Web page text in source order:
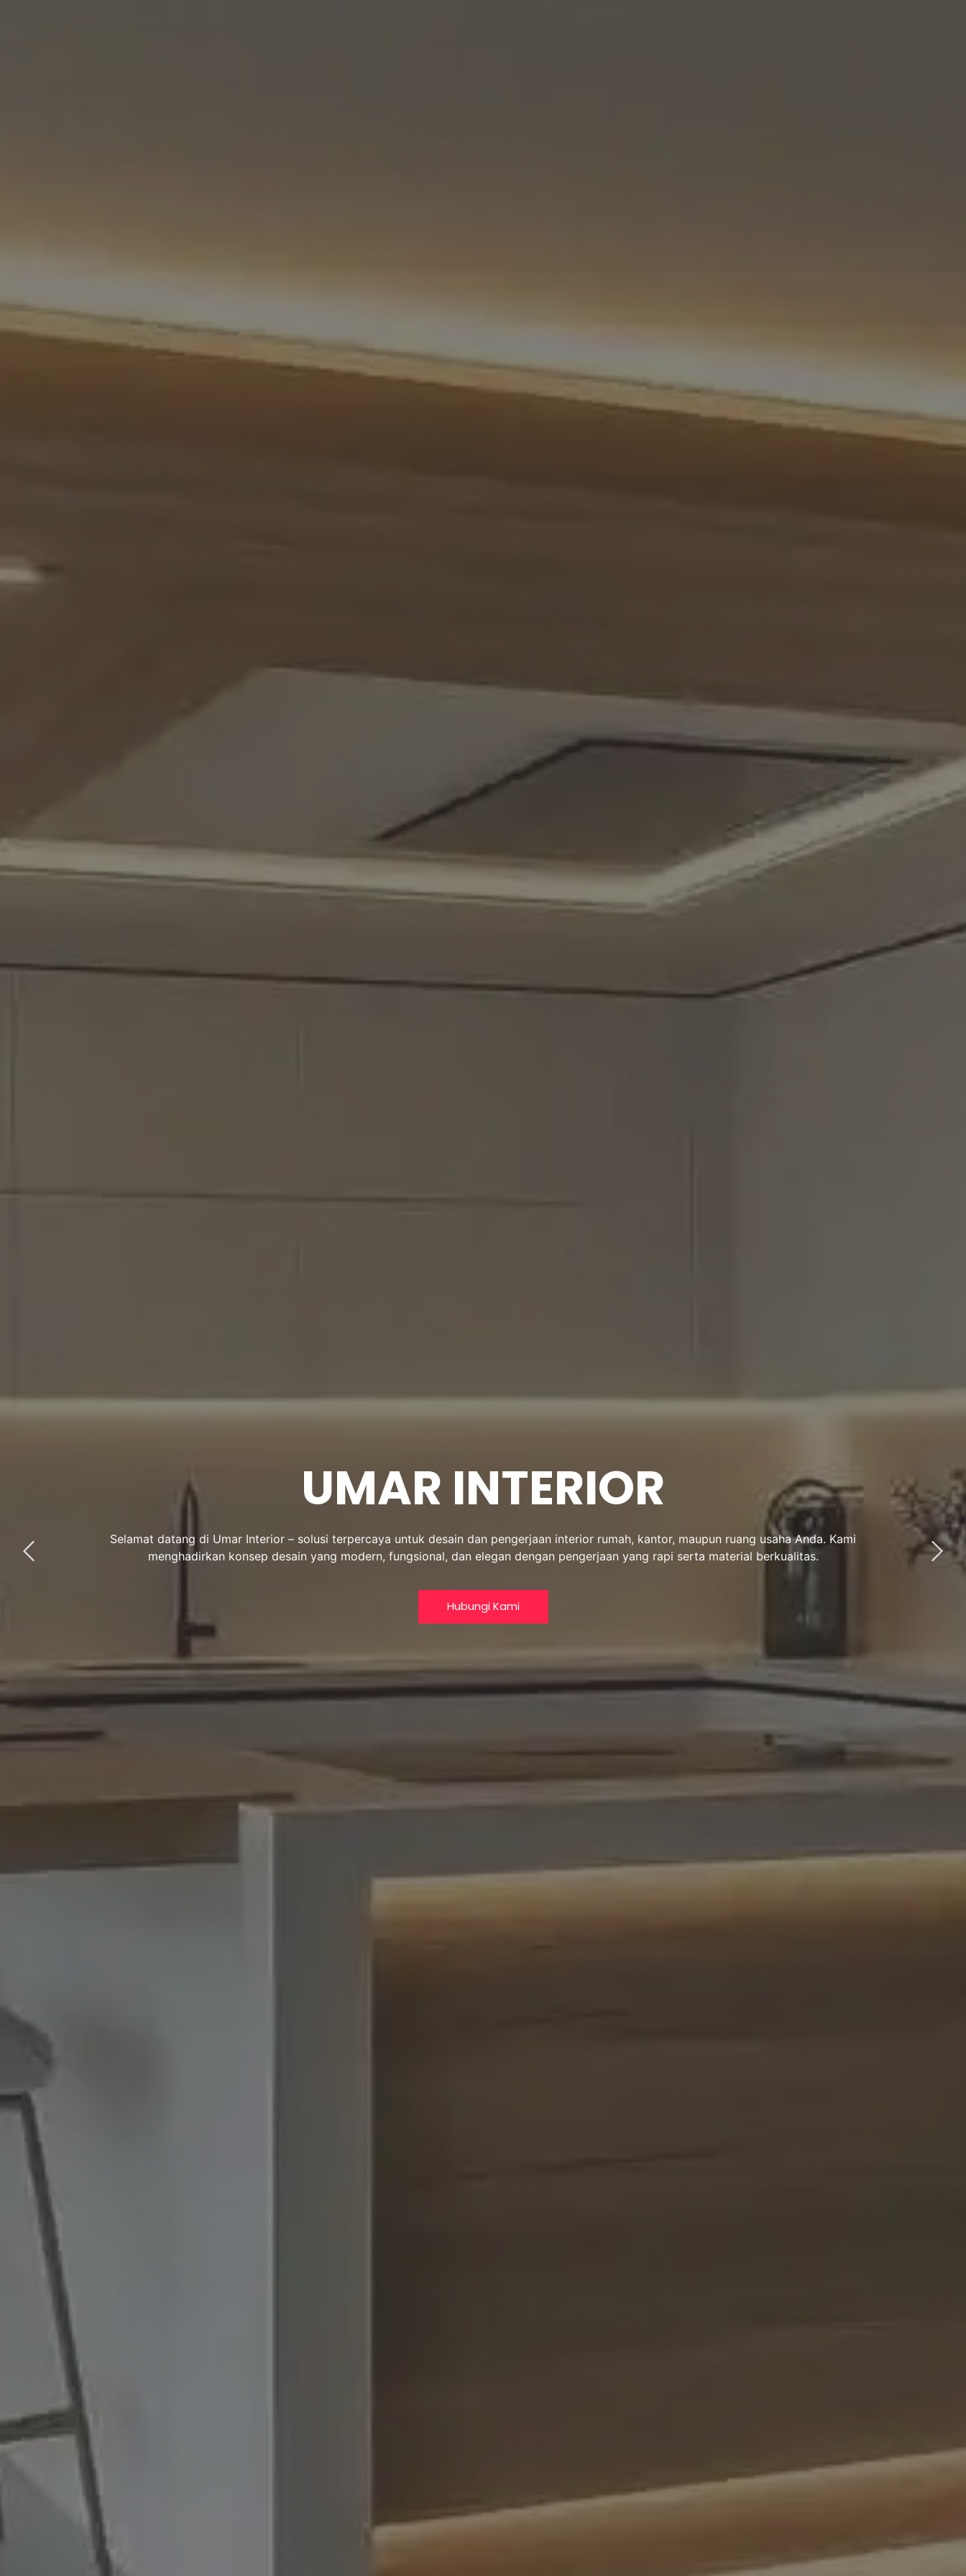
UMAR INTERIOR
Selamat datang di Umar Interior – solusi terpercaya untuk desain dan pengerjaan interior rumah, kantor, maupun ruang usaha Anda. Kami
menghadirkan konsep desain yang modern, fungsional, dan elegan dengan pengerjaan yang rapi serta material berkualitas.
Hubungi Kami